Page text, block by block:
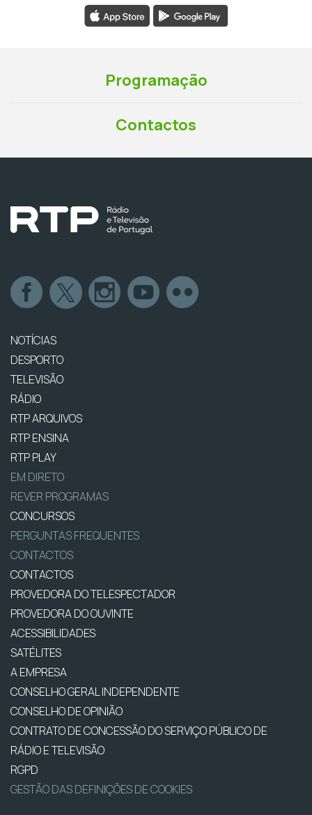
Programação
Contactos
NOTÍCIAS
DESPORTO
TELEVISÃO
RÁDIO
RTP ARQUIVOS
RTP ENSINA
RTP PLAY
EM DIRETO
REVER PROGRAMAS
CONCURSOS
PERGUNTAS FREQUENTES
CONTACTOS
CONTACTOS
PROVEDORA DO TELESPECTADOR
PROVEDORA DO OUVINTE
ACESSIBILIDADES
SATÉLITES
A EMPRESA
CONSELHO GERAL INDEPENDENTE
CONSELHO DE OPINIÃO
CONTRATO DE CONCESSÃO DO SERVIÇO PÚBLICO DE
RÁDIO E TELEVISÃO
RGPD
GESTÃO DAS DEFINIÇÕES DE COOKIES